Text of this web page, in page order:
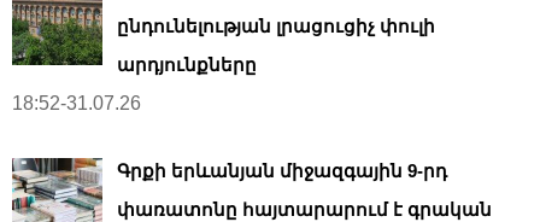
ընդունելության լրացուցիչ փուլի
արդյունքները
18:52-31.07.26
Գրքի երևանյան միջազգային 9-րդ
փառատոնը հայտարարում է գրական